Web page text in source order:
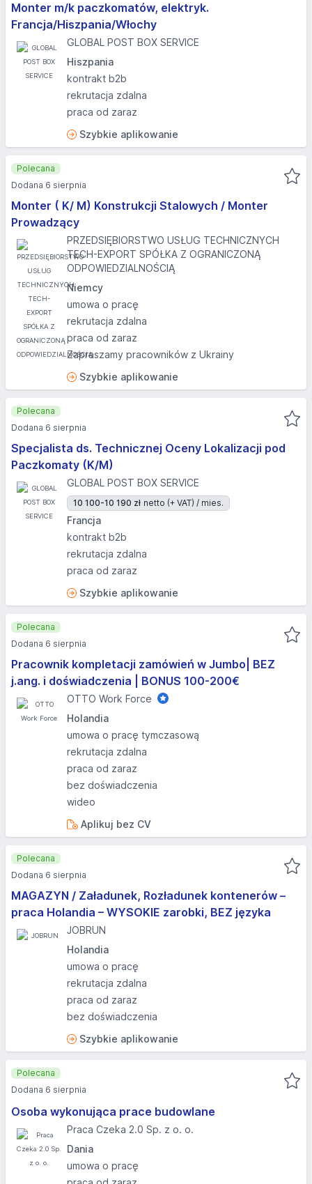
Monter m/k paczkomatów, elektryk.
Francja/Hiszpania/Włochy
GLOBAL POST BOX SERVICE
Hiszpania
kontrakt b2b
rekrutacja zdalna
praca od zaraz
Szybkie aplikowanie
Monter ( K/ M) Konstrukcji Stalowych / Monter
Prowadzący
PRZEDSIĘBIORSTWO USŁUG TECHNICZNYCH
TECH-EXPORT SPÓŁKA Z OGRANICZONĄ
ODPOWIEDZIALNOŚCIĄ
Niemcy
umowa o pracę
rekrutacja zdalna
praca od zaraz
Zapraszamy pracowników z Ukrainy
Szybkie aplikowanie
Polecana
Dodana 6 sierpnia
Specjalista ds. Technicznej Oceny Lokalizacji pod
Paczkomaty (K/M)
GLOBAL POST BOX SERVICE
10 100-10 190 zł netto (+ VAT) / mies.
Francja
kontrakt b2b
rekrutacja zdalna
praca od zaraz
Szybkie aplikowanie
Polecana
Dodana 6 sierpnia
Pracownik kompletacji zamówień w Jumbo| BEZ
j.ang. i doświadczenia | BONUS 100-200€
OTTO Work Force
Holandia
umowa o pracę tymczasową
rekrutacja zdalna
praca od zaraz
bez doświadczenia
wideo
Aplikuj bez CV
Polecana
Dodana 6 sierpnia
MAGAZYN / Załadunek, Rozładunek kontenerów –
praca Holandia – WYSOKIE zarobki, BEZ języka
JOBRUN
Holandia
umowa o pracę
rekrutacja zdalna
praca od zaraz
bez doświadczenia
Szybkie aplikowanie
Polecana
Dodana 6 sierpnia
Osoba wykonująca prace budowlane
Praca Czeka 2.0 Sp. z o. o.
Dania
umowa o pracę
Polecana
Dodana 6 sierpnia